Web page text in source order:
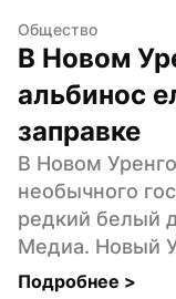
Общество
В Новом
альбинос
заправке
В Новом
необычного
редкий белый
Медиа. Новый
Подробнее >